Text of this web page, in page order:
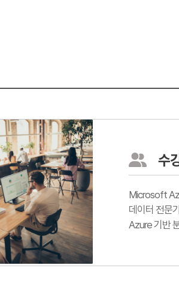
수
Microsoft
데이터 전문
Azure 기반